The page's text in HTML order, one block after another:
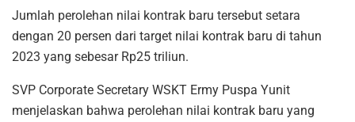
Jumlah perolehan nilai kontrak baru tersebut setara
dengan 20 persen dari target nilai kontrak baru di tahun
2023 yang sebesar Rp25 triliun.
SVP Corporate Secretary WSKT Ermy Puspa Yunit
menjelaskan bahwa perolehan nilai kontrak baru yang